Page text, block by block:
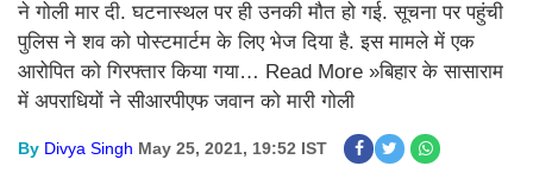
ने गोली मार दी. घटनास्थल पर ही उनकी मौत हो गई. सूचना पर पहुंची
पुलिस ने शव को पोस्टमार्टम के लिए भेज दिया है. इस मामले में एक
आरोपित को गिरफ्तार किया गया… Read More »बिहार के सासाराम
में अपराधियों ने सीआरपीएफ जवान को मारी गोली
By Divya Singh May 25, 2021, 19:52 IST